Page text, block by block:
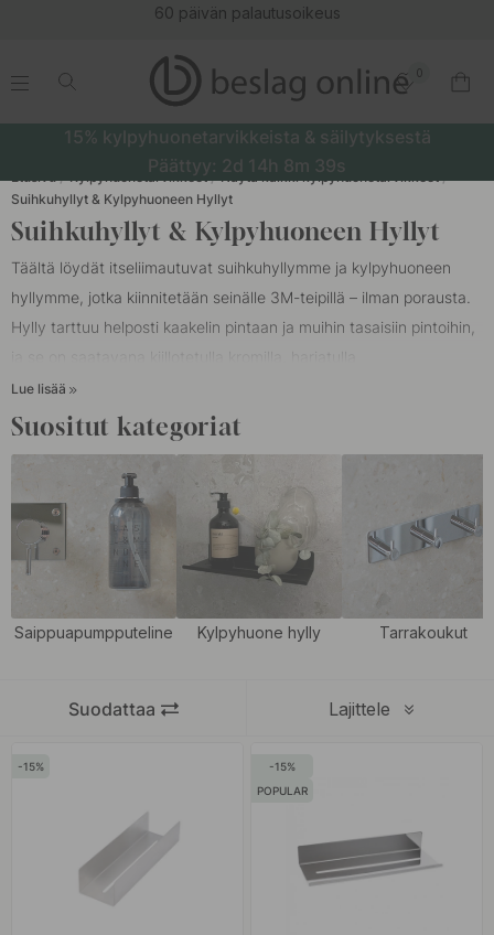
60 päivän palautusoikeus
.
0
.
15% kylpyhuonetarvikkeista & säilytyksestä
Päättyy: 2d 14h 8m 39s
Etusivu Kylpyhuonetarvikkeet
Näytä kaikki kylpyhuonetarvikkeet
Suihkuhyllyt & Kylpyhuoneen Hyllyt
Suihkuhyllyt & Kylpyhuoneen Hyllyt
Täältä löydät itseliimautuvat suihkuhyllymme ja kylpyhuoneen
hyllymme, jotka kiinnitetään seinälle 3M-teipillä – ilman porausta.
Hylly tarttuu helposti kaakelin pintaan ja muihin tasaisiin pintoihin,
ruostumattomalla teräksellä ja mattamustalla viimeistelyllä. Valitse
suora suihkuhylly tai kulmahylly suihkuun älykkääksi kylpyhuoneen
säilytysratkaisuksi, joka pitää shampoon, saippuan ja
hygieniatuotteet siististi käden ulottuvilla. Itseliimautuvalla
kylpyhuonehyllyllä vapautat tilaa tinkimättä tyylistä.
Kylpyhuoneen hyllyjä voidaan käyttää yhdessä muiden
kylpyhuonetarvikkeidemme
saippuapumpputelinejatarrakoukut, kaikki luodaksesi
Lue lisää
Suositut kategoriat
Saippuapumpputeline Kylpyhuone hylly Tarrakoukut
Lajittele
Suodattaa
15
15
POPULAR